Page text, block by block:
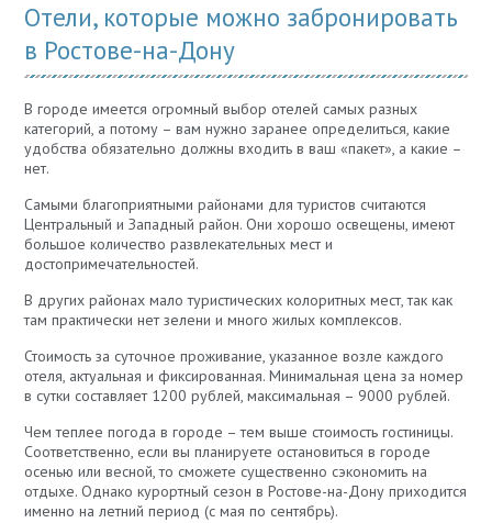
Отели, которые можно забронировать
в Ростове-на-Дону
В городе имеется огромный выбор отелей самых разных
категорий, а потому – вам нужно заранее определиться, какие
удобства обязательно должны входить в ваш «пакет», а какие –
нет.
Самыми благоприятными районами для туристов считаются
Центральный и Западный район. Они хорошо освещены, имеют
большое количество развлекательных мест и
достопримечательностей.
В других районах мало туристических колоритных мест, так как
там практически нет зелени и много жилых комплексов.
Стоимость за суточное проживание, указанное возле каждого
отеля, актуальная и фиксированная. Минимальная цена за номер
в сутки составляет 1200 рублей, максимальная – 9000 рублей.
Чем теплее погода в городе – тем выше стоимость гостиницы.
Соответственно, если вы планируете остановиться в городе
осенью или весной, то сможете существенно сэкономить на
отдыхе. Однако курортный сезон в Ростове-на-Дону приходится
именно на летний период (с мая по сентябрь).